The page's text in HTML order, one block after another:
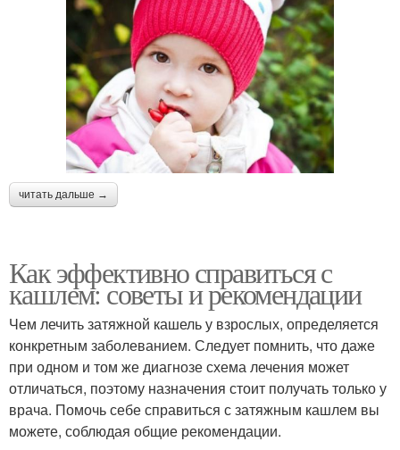
читать дальше →
Как эффективно справиться с
кашлем: советы и рекомендации
Чем лечить затяжной кашель у взрослых, определяется
конкретным заболеванием. Следует помнить, что даже
при одном и том же диагнозе схема лечения может
отличаться, поэтому назначения стоит получать только у
врача. Помочь себе справиться с затяжным кашлем вы
можете, соблюдая общие рекомендации.